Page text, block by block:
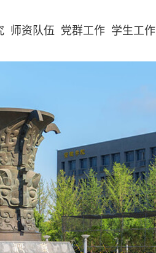
师资队伍 党群工作 学生工作